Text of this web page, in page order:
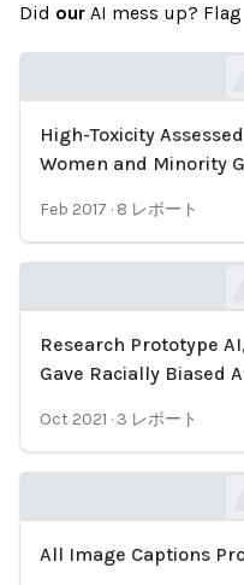
Did our AI mess up? Flag
Loading...
High-Toxicity
Women and Minority
Feb 2017 · 8 レポート
Loading...
Research Prototype
Gave Racially Biased
Oct 2021 · 3 レポート
All Image Captions